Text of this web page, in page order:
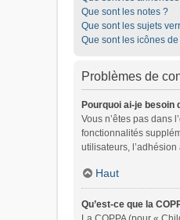
Que sont les notes ?
Que sont les sujets
Que sont les icônes
Problèmes de
Pourquoi ai-je besoin
Vous n’êtes pas dans
fonctionnalités
utilisateurs,
Haut
Qu’est-ce que la